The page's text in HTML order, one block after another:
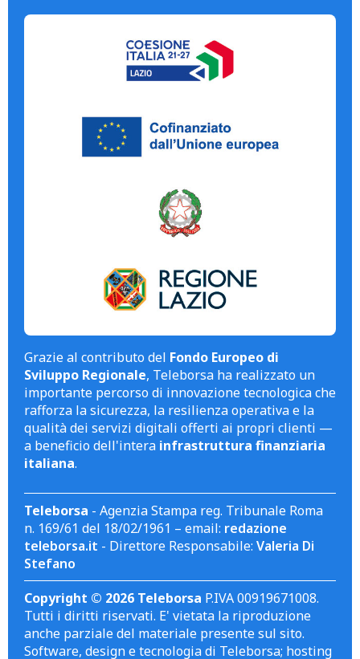
Grazie al contributo del Fondo Europeo di
Sviluppo Regionale, Teleborsa ha realizzato un
importante percorso di innovazione tecnologica che
rafforza la sicurezza, la resilienza operativa e la
qualità dei servizi digitali offerti ai propri clienti —
a beneficio dell'intera infrastruttura finanziaria
italiana.
Teleborsa - Agenzia Stampa reg. Tribunale Roma
n. 169/61 del 18/02/1961 – email: redazione
teleborsa.it - Direttore Responsabile: Valeria Di
Stefano
Copyright © 2026 Teleborsa P.IVA 00919671008.
Tutti i diritti riservati. E' vietata la riproduzione
anche parziale del materiale presente sul sito.
Software, design e tecnologia di Teleborsa; hosting